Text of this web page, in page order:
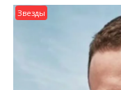
Звезды